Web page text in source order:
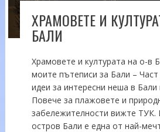
ХРАМОВЕТЕ И
БАЛИ
Храмовете и културата на о-в
моите пътеписи за Бали –
идеи за интересни неша в
Повече за плажовете и
забележителности вижте ТУК.
остров Бали е една от най-